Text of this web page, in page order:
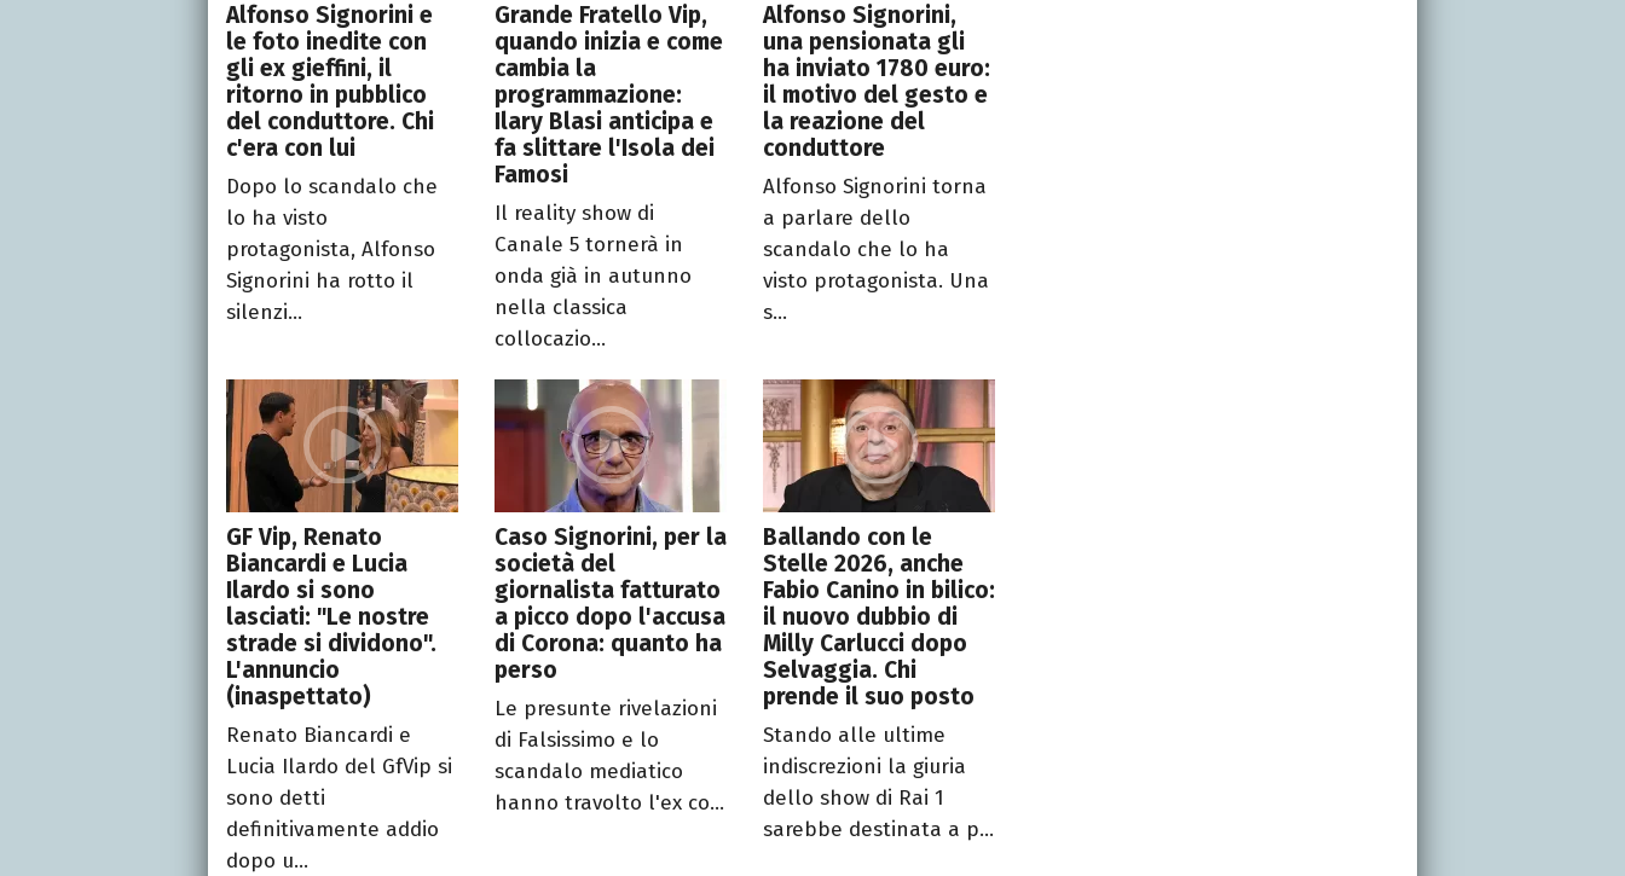
Alfonso Signorini e
le foto inedite con
gli ex gieffini, il
ritorno in pubblico
del conduttore. Chi
c'era con lui
Dopo lo scandalo che
lo ha visto
protagonista, Alfonso
Signorini ha rotto il
silenzi...
Grande Fratello Vip,
quando inizia e come
cambia la
programmazione:
Ilary Blasi anticipa e
fa slittare l'Isola dei
Famosi
Il reality show di
Canale 5 tornerà in
onda già in autunno
nella classica
collocazio...
Alfonso Signorini,
una pensionata gli
ha inviato 1780 euro:
il motivo del gesto e
la reazione del
conduttore
Alfonso Signorini torna
a parlare dello
scandalo che lo ha
visto protagonista. Una
s...
GF Vip, Renato
Biancardi e Lucia
Ilardo si sono
lasciati: "Le nostre
strade si dividono".
L'annuncio
(inaspettato)
Renato Biancardi e
Lucia Ilardo del GfVip si
sono detti
definitivamente addio
dopo u...
Caso Signorini, per la
società del
giornalista fatturato
a picco dopo l'accusa
di Corona: quanto ha
perso
Le presunte rivelazioni
di Falsissimo e lo
scandalo mediatico
hanno travolto l'ex co...
Ballando con le
Stelle 2026, anche
Fabio Canino in bilico:
il nuovo dubbio di
Milly Carlucci dopo
Selvaggia. Chi
prende il suo posto
Stando alle ultime
indiscrezioni la giuria
dello show di Rai 1
sarebbe destinata a p...